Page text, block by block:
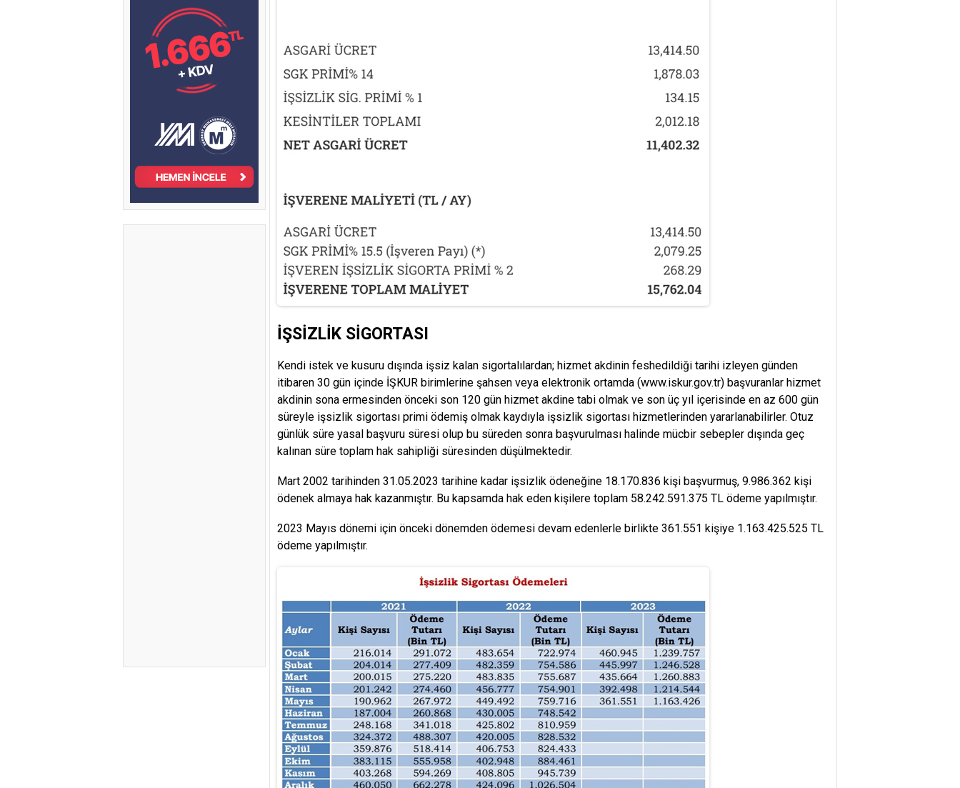
İŞSİZLİK SİGORTASI
Kendi istek ve kusuru dışında işsiz kalan sigortalılardan; hizmet akdinin feshedildiği tarihi izleyen günden
itibaren 30 gün içinde İŞKUR birimlerine şahsen veya elektronik ortamda (www.iskur.gov.tr) başvuranlar hizmet
akdinin sona ermesinden önceki son 120 gün hizmet akdine tabi olmak ve son üç yıl içerisinde en az 600 gün
süreyle işsizlik sigortası primi ödemiş olmak kaydıyla işsizlik sigortası hizmetlerinden yararlanabilirler. Otuz
günlük süre yasal başvuru süresi olup bu süreden sonra başvurulması halinde mücbir sebepler dışında geç
kalınan süre toplam hak sahipliği süresinden düşülmektedir.
Mart 2002 tarihinden 31.05.2023 tarihine kadar işsizlik ödeneğine 18.170.836 kişi başvurmuş, 9.986.362 kişi
ödenek almaya hak kazanmıştır. Bu kapsamda hak eden kişilere toplam 58.242.591.375 TL ödeme yapılmıştır.
2023 Mayıs dönemi için önceki dönemden ödemesi devam edenlerle birlikte 361.551 kişiye 1.163.425.525 TL
ödeme yapılmıştır.